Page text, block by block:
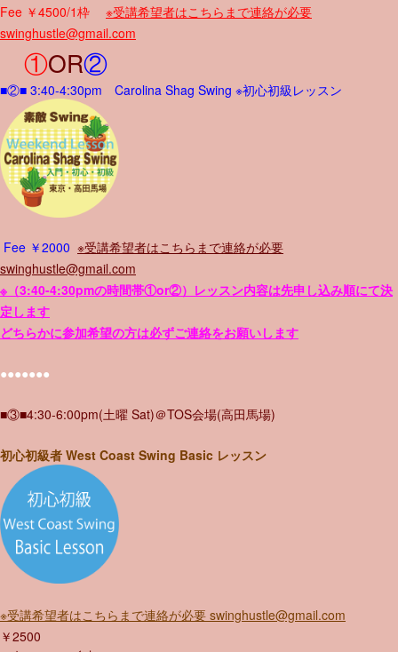
Fee ￥4500/1枠
※受講希望者はこちらまで連絡が必要
swinghustle@gmail.com
①OR②
■②■ 3:40-4:30pm Carolina Shag Swing ※初心初級レッスン
Fee ￥2000 ※受講希望者はこちらまで連絡が必要
swinghustle@gmail.com
※（3:40-4:30pmの時間帯①or②）レッスン内容は先申し込み順にて決
定します
どちらかに参加希望の方は必ずご連絡をお願いします
●●●●●●●
■③■4:30-6:00pm(土曜 Sat)＠TOS会場(高田馬場)
初心初級者 West Coast Swing Basic レッスン
※受講希望者はこちらまで連絡が必要 swinghustle@gmail.com
￥2500